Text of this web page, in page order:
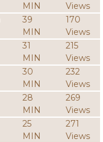
MIN
Views
39
MIN
170
Views
31
MIN
215
Views
30
MIN
232
Views
28
MIN
269
Views
25
MIN
271
Views